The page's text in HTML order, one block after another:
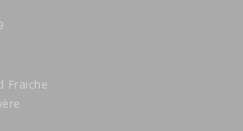
Fraiche